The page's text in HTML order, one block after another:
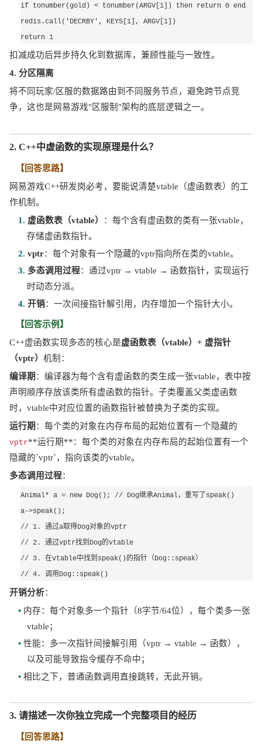
if tonumber(gold) < tonumber(ARGV[1]) then return 0 end
redis.call('DECRBY', KEYS[1], ARGV[1])
return 1
扣减成功后异步持久化到数据库，兼顾性能与一致性。
4. 分区隔离
将不同玩家/区服的数据路由到不同服务节点，避免跨节点竞
争，这也是网易游戏"区服制"架构的底层逻辑之一。
2. C++中虚函数的实现原理是什么？
【回答思路】
网易游戏C++研发岗必考，要能说清楚vtable（虚函数表）的工
作机制。
1. 虚函数表（vtable） ：每个含有虚函数的类有一张vtable，
存储虚函数指针。
2. vptr：每个对象有一个隐藏的vptr指向所在类的vtable。
3. 多态调用过程：通过vptr → vtable → 函数指针，实现运行
时动态分派。
4. 开销：一次间接指针解引用，内存增加一个指针大小。
【回答示例】
C++虚函数实现多态的核心是虚函数表（vtable）+ 虚指针
（vptr） 机制：
编译期 ：编译器为每个含有虚函数的类生成一张vtable，表中按
声明顺序存放该类所有虚函数的指针。子类覆盖父类虚函数
时，vtable中对应位置的函数指针被替换为子类的实现。
运行期 ：每个类的对象在内存布局的起始位置有一个隐藏的
vptr**运行期**：每个类的对象在内存布局的起始位置有一个
隐藏的`vptr`，指向该类的vtable。
多态调用过程：
Animal* a = new Dog(); // Dog继承Animal，重写了 speak()
a->speak();
// 1. 通过a取得Dog对象的vptr
// 2. 通过vptr找到 Dog的vtable
// 3. 在vtable中找到 speak()的指针（Dog::speak）
// 4. 调用 Dog::speak()
开销分析：
• 内存：每个对象多一个指针（8字节/64位），每个类多一张
vtable；
• 性能：多一次指针间接解引用（vptr → vtable → 函数），
以及可能导致指令缓存不命中；
• 相比之下，普通函数调用直接跳转，无此开销。
3. 请描述一次你独立完成一个完整项目的经历
【回答思路】